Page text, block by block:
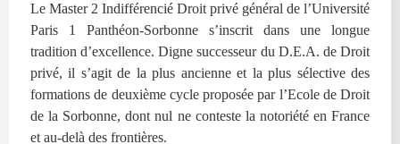
Le Master 2 Indifférencié Droit privé général de l’Université
Paris 1 Panthéon-Sorbonne s’inscrit dans une longue
tradition d’excellence. Digne successeur du D.E.A. de Droit
privé, il s’agit de la plus ancienne et la plus sélective des
formations de deuxième cycle proposée par l’Ecole de Droit
de la Sorbonne, dont nul ne conteste la notoriété en France
et au-delà des frontières.